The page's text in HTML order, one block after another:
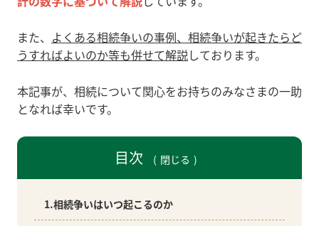
また、 よくある相続争いの事例、相続争いが起きたらど
うすればよいのか等も併せて解説しております。
本記事が、相続について関心をお持ちのみなさまの一助
となれば幸いです。
目次 閉じる
1.相続争いはいつ起こるのか